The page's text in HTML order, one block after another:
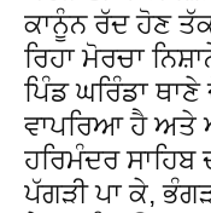
ਕਾਨੂੰਨ ਰੱਦ ਹੋਣ
ਰਿਹਾ ਮੋਰਚਾ
ਪਿੰਡ ਘਰਿੰਡਾ
ਵਾਪਰਿਆ ਹੈ ਅਤੇ
ਹਰਿਮੰਦਰ
ਪੱਗੜੀ ਪਾ ਕੇ,